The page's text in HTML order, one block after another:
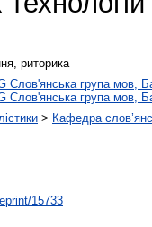
риторика
Слов'янська група мов,
Слов'янська група мов,
> Кафедра
15733